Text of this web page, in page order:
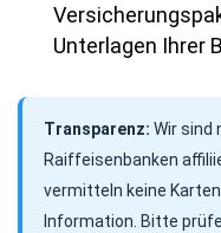
Unterlagen Ihrer
Transparenz: Wir sind
Raiffeisenbanken
vermitteln keine
Information. Bitte